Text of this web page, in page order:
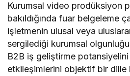
Kurumsal video prodüksiyon
bakıldığında fuar belgeleme
işletmenin ulusal veya
sergilediği kurumsal olgunluğu,
B2B iş geliştirme
etkileşimlerini objektif bir dille